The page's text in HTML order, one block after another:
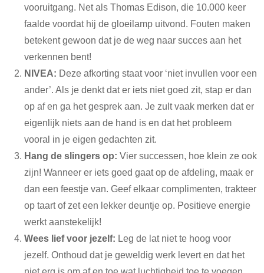
vooruitgang. Net als Thomas Edison, die 10.000 keer
faalde voordat hij de gloeilamp uitvond. Fouten maken
betekent gewoon dat je de weg naar succes aan het
verkennen bent!
NIVEA: Deze afkorting staat voor ‘niet invullen voor een
ander’. Als je denkt dat er iets niet goed zit, stap er dan
op af en ga het gesprek aan. Je zult vaak merken dat er
eigenlijk niets aan de hand is en dat het probleem
vooral in je eigen gedachten zit.
Hang de slingers op: Vier successen, hoe klein ze ook
zijn! Wanneer er iets goed gaat op de afdeling, maak er
dan een feestje van. Geef elkaar complimenten, trakteer
op taart of zet een lekker deuntje op. Positieve energie
werkt aanstekelijk!
Wees lief voor jezelf: Leg de lat niet te hoog voor
jezelf. Onthoud dat je geweldig werk levert en dat het